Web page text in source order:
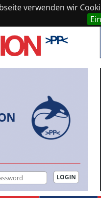
verwenden wir